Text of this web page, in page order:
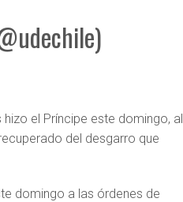
el Príncipe este domingo, al
del desgarro que
domingo a las órdenes de